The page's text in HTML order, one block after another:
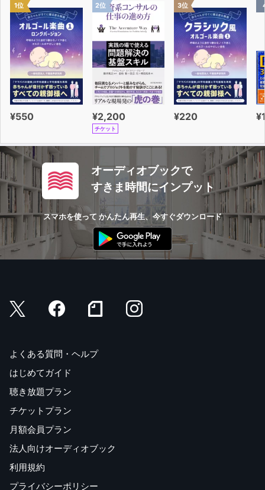
1位
¥550
2位
¥2,200
チケット
3位
¥220
オーディオブックで
すきま時間にインプット
スマホを使って かんたん再生、今すぐダウンロード
よくある質問・ヘルプ
はじめてガイド
聴き放題プラン
チケットプラン
月額会員プラン
法人向けオーディオブック
利用規約
プライバシーポリシー